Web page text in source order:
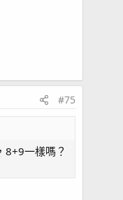
#75
8+9一樣嗎？